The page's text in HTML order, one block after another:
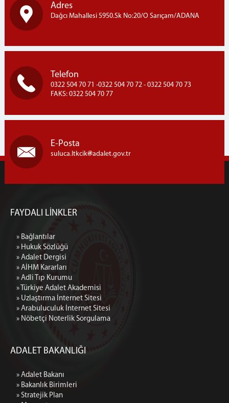
Adres
Dağcı Mahallesi 5950.Sk No:20/O Sarıçam/ADANA
Telefon
0322 504 70 71 -0322 504 70 72 - 0322 504 70 73
FAKS: 0322 504 70 77
E-Posta
suluca.ltkcik adalet.gov.tr
FAYDALI LİNKLER
» Bağlantılar
» Hukuk Sözlüğü
» Adalet Dergisi
» AİHM Kararları
» Adli Tıp Kurumu
» Türkiye Adalet Akademisi
» Uzlaştırma İnternet Sitesi
» Arabuluculuk İnternet Sitesi
» Nöbetçi Noterlik Sorgulama
ADALET BAKANLIĞI
» Adalet Bakanı
» Bakanlık Birimleri
» Stratejik Plan